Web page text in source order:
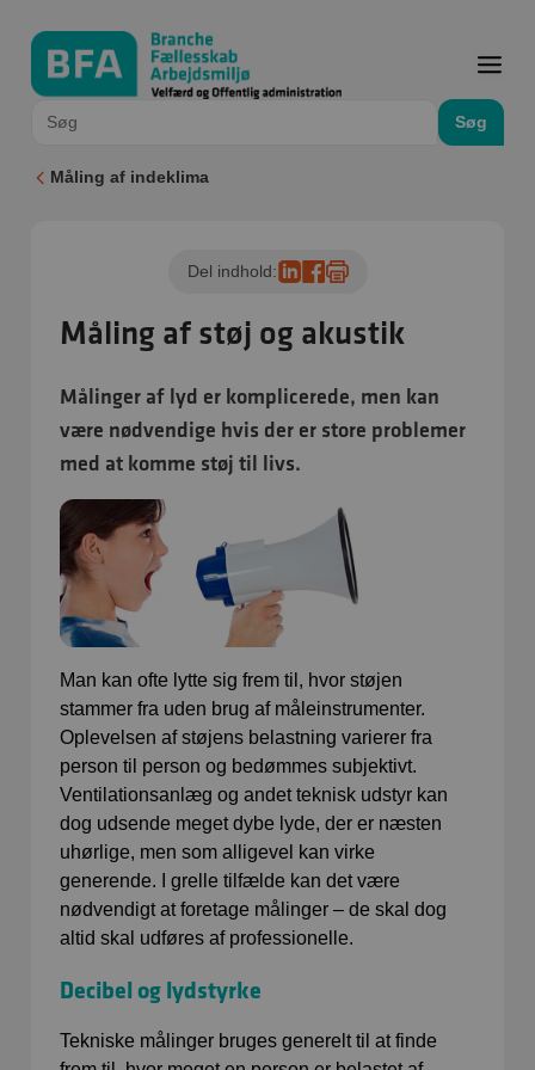
Søg
Måling af indeklima
Måling af støj og akustik
Del indhold:
Målinger af lyd er komplicerede, men kan
være nødvendige hvis der er store problemer
med at komme støj til livs.
Man kan ofte lytte sig frem til, hvor støjen
stammer fra uden brug af måleinstrumenter.
Oplevelsen af støjens belastning varierer fra
person til person og bedømmes subjektivt.
Ventilationsanlæg og andet teknisk udstyr kan
dog udsende meget dybe lyde, der er næsten
uhørlige, men som alligevel kan virke
generende. I grelle tilfælde kan det være
nødvendigt at foretage målinger – de skal dog
altid skal udføres af professionelle.
Decibel og lydstyrke
Tekniske målinger bruges generelt til at finde